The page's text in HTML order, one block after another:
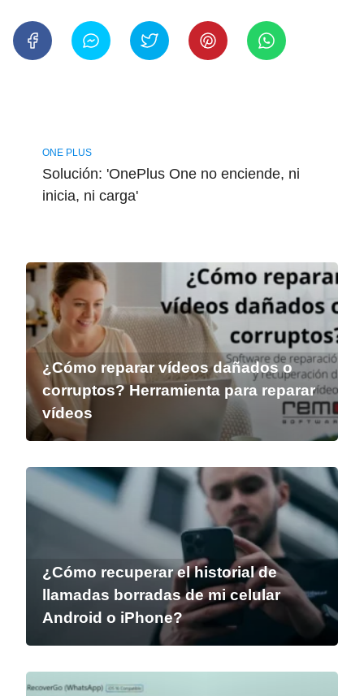
ONE PLUS
Solución: 'OnePlus One no enciende, ni
inicia, ni carga'
¿Cómo reparar vídeos dañados o
corruptos? Herramienta para reparar
vídeos
¿Cómo recuperar el historial de
llamadas borradas de mi celular
Android o iPhone?